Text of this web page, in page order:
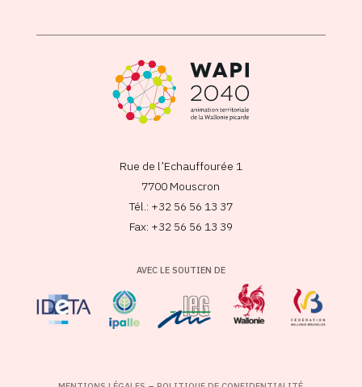
Rue de l’Echauffourée 1
7700 Mouscron
Tél.: +32 56 56 13 37
Fax: +32 56 56 13 39
AVEC LE SOUTIEN DE